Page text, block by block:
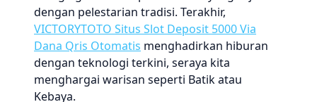
dengan pelestarian tradisi. Terakhir,
VICTORYTOTO Situs Slot Deposit 5000 Via
Dana Qris Otomatis menghadirkan hiburan
dengan teknologi terkini, seraya kita
menghargai warisan seperti Batik atau
Kebaya.